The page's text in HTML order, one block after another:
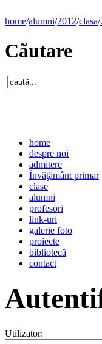
home/alumni/2012/clasa/
Cãutare
home
despre noi
admitere
Învăţământ primar
clase
alumni
profesori
link-uri
galerie foto
proiecte
bibliotecă
contact
Utilizator: